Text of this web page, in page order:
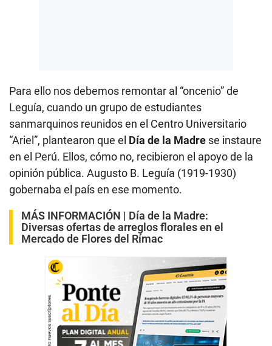
Para ello nos debemos remontar al “oncenio” de
Leguía, cuando un grupo de estudiantes
sanmarquinos reunidos en el Centro Universitario
“Ariel”, plantearon que el Día de la Madre se instaure
en el Perú. Ellos, cómo no, recibieron el apoyo de la
opinión pública. Augusto B. Leguía (1919-1930)
gobernaba el país en ese momento.
MÁS INFORMACIÓN | Día de la Madre:
Diversas ofertas de arreglos florales en el
Mercado de Flores del Rímac